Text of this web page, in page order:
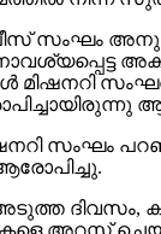
സംഘം
അറസ്റ്റ്